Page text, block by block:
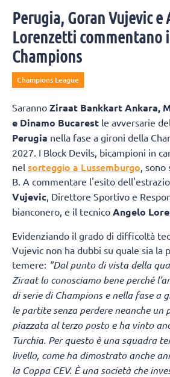
Perugia, Goran Vujevic e
Lorenzetti commentano
Champions
Champions League
Saranno Ziraat Bankkart Ankara,
e Dinamo Bucarest le avversarie
Perugia nella fase a gironi della
2027. I Block Devils, bicampioni in
nel sorteggio a Lussemburgo, sono
B. A commentare l'esito
Vujevic, Direttore Sportivo e
bianconero, e il tecnico Angelo
Evidenziando il grado di difficoltà
Vujevic non ha dubbi su quale sia la
temere: "Dal punto di vista della
Ziraat lo conosciamo bene perché
di serie di Champions e nella fase a
le partite senza perdere neanche un
piazzata al terzo posto e ha vinto
Turchia. Per questo è una squadra
livello, come ha dimostrato anche
la Coppa CEV. È una società che